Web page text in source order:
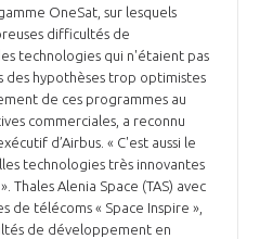
OneSat, sur lesquels
difficultés de
technologies qui n'étaient pas
des hypothèses trop optimistes
de ces programmes au
commerciales, a reconnu
d’Airbus. « C'est aussi le
technologies très innovantes
Thales Alenia Space (TAS) avec
de télécoms « Space Inspire »,
de développement en